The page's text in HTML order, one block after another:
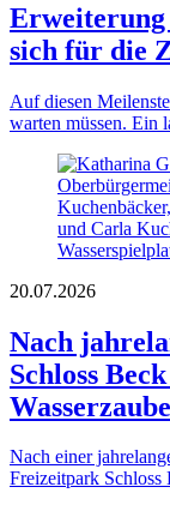
Erweiterung
sich für die
Auf diesen
warten müssen. Ein
20.07.2026
Nach
Schloss
Nach einer
Freizeitpark